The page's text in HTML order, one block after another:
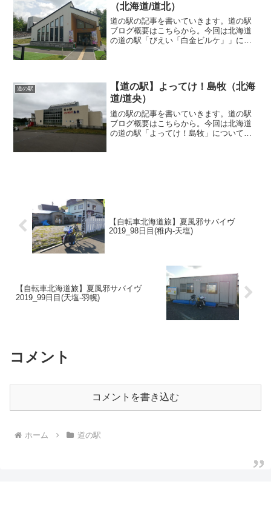
（北海道/道北）
道の駅の記事を書いていきます。道の駅
ブログ概要はこちらから。今回は北海道
の道の駅「びえい「白金ビルケ」」につ
沿いに位置します。道...
道の駅
【道の駅】よってけ！島牧（北海
道/道央）
道の駅の記事を書いていきます。道の駅
ブログ概要はこちらから。今回は北海道
の道の駅「よってけ！島牧」について記
【自転車北海道旅】夏風邪サバイヴ
2019_98日目(稚内-天塩)
【自転車北海道旅】夏風邪サバイヴ
2019_99日目(天塩-羽幌)
コメント
コメントを書き込む
ホーム 道の駅